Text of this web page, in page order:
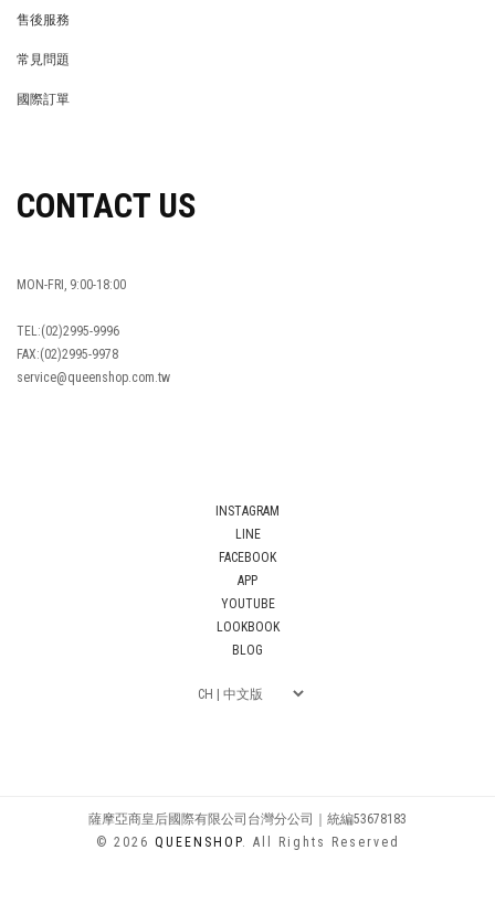
售後服務
常見問題
國際訂單
CONTACT US
MON-FRI, 9:00-18:00
TEL:(02)2995-9996
FAX:(02)2995-9978
service@queenshop.com.tw
INSTAGRAM
LINE
FACEBOOK
APP
YOUTUBE
LOOKBOOK
BLOG
薩摩亞商皇后國際有限公司台灣分公司｜統編53678183
© 2026 QUEENSHOP. All Rights Reserved